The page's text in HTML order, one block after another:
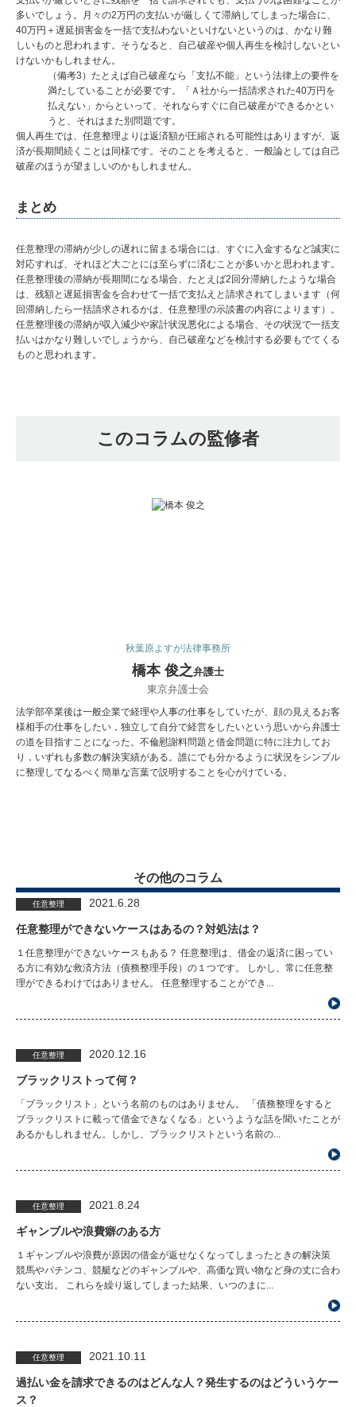
多いでしょう。月々の2万円の支払いが厳しくて滞納してしまった場合に、
40万円＋遅延損害金を一括で支払わないといけないというのは、かなり難
しいものと思われます。そうなると、自己破産や個人再生を検討しないとい
けないかもしれません。
（備考3）たとえば自己破産なら「支払不能」という法律上の要件を
満たしていることが必要です。「Ａ社から一括請求された40万円を
払えない」からといって、それならすぐに自己破産ができるかとい
うと、それはまた別問題です。
個人再生では、任意整理よりは返済額が圧縮される可能性はありますが、返
済が長期間続くことは同様です。そのことを考えると、一般論としては自己
破産のほうが望ましいのかもしれません。
まとめ
任意整理の滞納が少しの遅れに留まる場合には、すぐに入金するなど誠実に
対応すれば、それほど大ごとには至らずに済むことが多いかと思われます。
任意整理後の滞納が長期間になる場合、たとえば2回分滞納したような場合
は、残額と遅延損害金を合わせて一括で支払えと請求されてしまいます（何
回滞納したら一括請求されるかは、任意整理の示談書の内容によります）。
任意整理後の滞納が収入減少や家計状況悪化による場合、その状況で一括支
払いはかなり難しいでしょうから、自己破産などを検討する必要もでてくる
ものと思われます。
このコラムの監修者
秋葉原よすが法律事務所
橋本 俊之弁護士
東京弁護士会
法学部卒業後は一般企業で経理や人事の仕事をしていたが、顔の見えるお客
様相手の仕事をしたい，独立して自分で経営をしたいという思いから弁護士
の道を目指すことになった。不倫慰謝料問題と借金問題に特に注力してお
り，いずれも多数の解決実績がある。誰にでも分かるように状況をシンプル
に整理してなるべく簡単な言葉で説明することを心がけている。
その他のコラム
任意整理 2021.6.28
任意整理ができないケースはあるの？対処法は？
１任意整理ができないケースもある？ 任意整理は、借金の返済に困ってい
る方に有効な救済方法（債務整理手段）の１つです。 しかし、常に任意整
理ができるわけではありません。 任意整理することができ...
任意整理 2020.12.16
ブラックリストって何？
「ブラックリスト」という名前のものはありません。 「債務整理をすると
ブラックリストに載って借金できなくなる」というような話を聞いたことが
あるかもしれません。しかし、ブラックリストという名前の...
任意整理 2021.8.24
ギャンブルや浪費癖のある方
１ギャンブルや浪費が原因の借金が返せなくなってしまったときの解決策
競馬やパチンコ、競艇などのギャンブルや、高価な買い物など身の丈に合わ
ない支出。 これらを繰り返してしまった結果、いつのまに...
任意整理 2021.10.11
過払い金を請求できるのはどんな人？発生するのはどういうケー
ス？